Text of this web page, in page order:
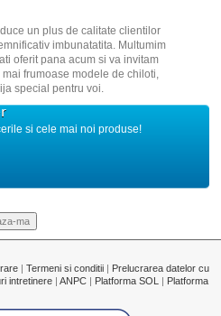
un plus de calitate clientilor
imbunatatita. Multumim
oferit pana acum si va invitam
frumoase modele de chiloti,
special pentru voi.
si cele mai noi produse!
| Termeni si conditii | Prelucrarea datelor cu
intretinere | ANPC | Platforma SOL | Platforma